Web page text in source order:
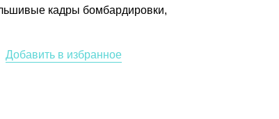
кадры бомбардировки,